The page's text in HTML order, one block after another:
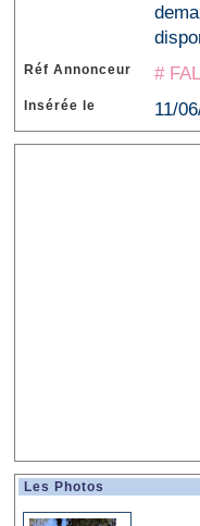
Réf Annonceur #
Insérée le 11/
Les Photos